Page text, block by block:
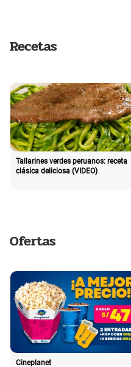
Recetas
Tallarines verdes peruanos: receta
clásica deliciosa (VIDEO)
Ofertas
Cineplanet